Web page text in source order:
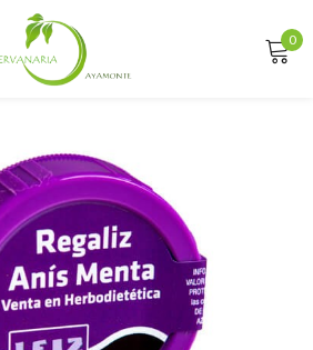
0
Sign in
Lost password?
LOG IN
AN ACCOUNT